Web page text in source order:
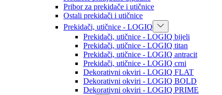
Pribor za prekidače i utičnice
Ostali prekidači i utičnice
Prekidači, utičnice - LOGIQ
Prekidači, utičnice - LOGIQ bijeli
Prekidači, utičnice - LOGIQ titan
Prekidači, utičnice - LOGIQ antracit
Prekidači, utičnice - LOGIQ crni
Dekorativni okviri - LOGIQ FLAT
Dekorativni okviri - LOGIQ BOLD
Dekorativni okviri - LOGIQ PRIME